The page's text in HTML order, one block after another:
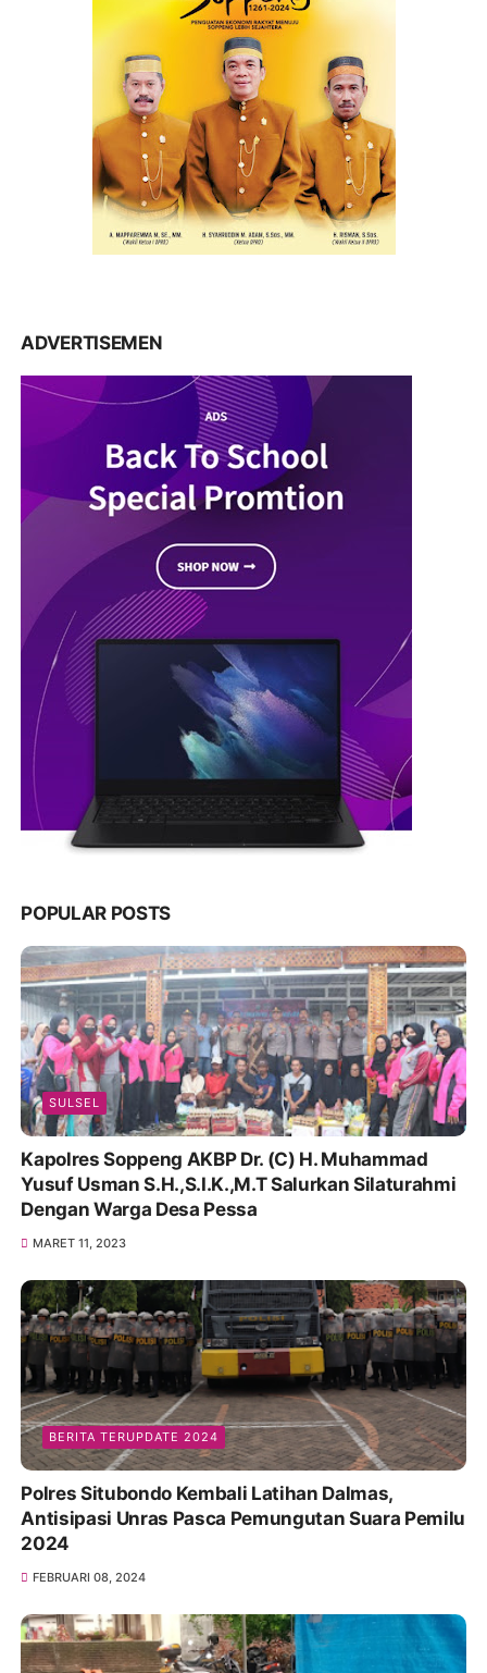
ADVERTISEMEN
POPULAR POSTS
SULSEL
Kapolres Soppeng AKBP Dr. (C) H. Muhammad
Yusuf Usman S.H.,S.I.K.,M.T Salurkan Silaturahmi
Dengan Warga Desa Pessa
MARET 11, 2023
BERITA TERUPDATE 2024
Polres Situbondo Kembali Latihan Dalmas,
Antisipasi Unras Pasca Pemungutan Suara Pemilu
2024
FEBRUARI 08, 2024